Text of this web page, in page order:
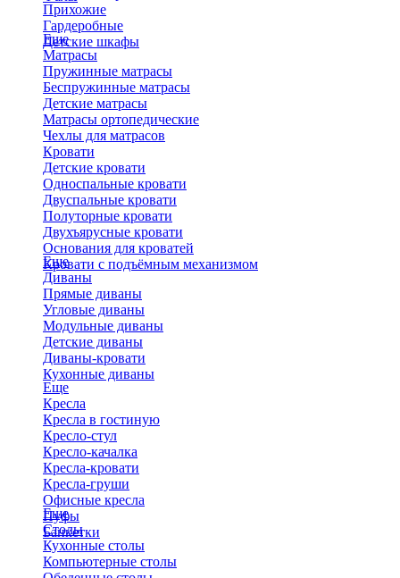
Прихожие
Гардеробные
Детские шкафы
Еще
Матрасы
Пружинные матрасы
Беспружинные матрасы
Детские матрасы
Матрасы ортопедические
Чехлы для матрасов
Кровати
Детские кровати
Односпальные кровати
Двуспальные кровати
Полуторные кровати
Двухъярусные кровати
Основания для кроватей
Кровати с подъёмным механизмом
Еще
Диваны
Прямые диваны
Угловые диваны
Модульные диваны
Детские диваны
Диваны-кровати
Кухонные диваны
Еще
Кресла
Кресла в гостиную
Кресло-стул
Кресло-качалка
Кресла-кровати
Кресла-груши
Офисные кресла
Пуфы
Банкетки
Еще
Столы
Кухонные столы
Компьютерные столы